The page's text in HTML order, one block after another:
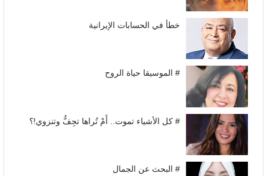
خطأ في الحسابات الإيرانية
# الموسيقا حياة الروح
# كل الأشياء تموت.. أَمْ تُراها تجِفُّ وتنزوي!؟
# البحث عن الجمال